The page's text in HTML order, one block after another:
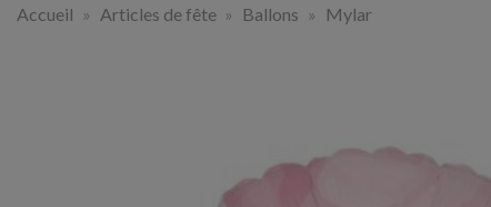
Accueil » Articles de fête » Ballons » Mylar